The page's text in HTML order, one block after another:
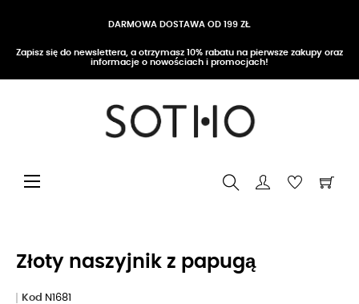
DARMOWA DOSTAWA OD 199 ZŁ
Zapisz się do newslettera, a otrzymasz 10% rabatu na pierwsze zakupy oraz
informacje o nowościach i promocjach!
Przełącz nawigację
☰
Złoty naszyjnik z papugą
Kod N1681